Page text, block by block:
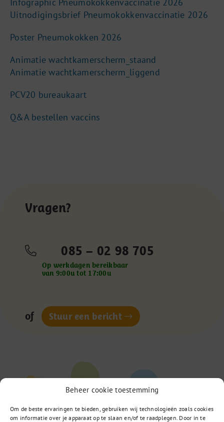
Beheer cookie toestemming
Om de beste ervaringen te bieden, gebruiken wij technologieën zoals cookies
om informatie over je apparaat op te slaan en/of te raadplegen. Door in te
Uitnodigingsbrief Pneumokokkenvaccinatie 2026
Poster Pneumokokken 2026
Animatie wachtkamerscherm_staand
Animatie wachtkamerscherm_liggend
PCV20 bureaukaart
Q&A bestellen vaccins
Vragen?
085 – 02 98 705
Op werkdagen bereikbaar
van 9:00u tot 17:00u
of Stuur een bericht